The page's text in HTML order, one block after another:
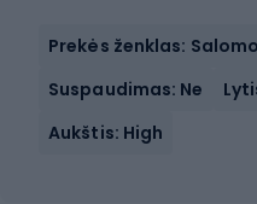
Prekės ženklas:
Suspaudimas: Ne
Aukštis: High